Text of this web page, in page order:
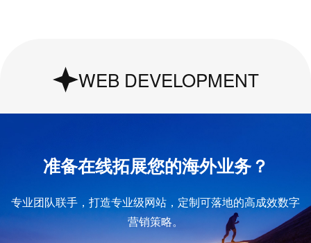
UI & UX Design
准备在线拓展您的海外业务？
专业团队联手，打造专业级网站，定制可落地的高成效数字
营销策略。